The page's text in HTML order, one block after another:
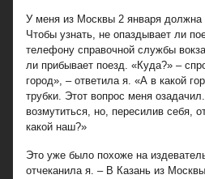
У меня из Москвы 2 января должна
Чтобы узнать, не опаздывает ли
телефону справочной службы
ли прибывает поезд. «Куда?» –
город», – ответила я. «А в какой
трубки. Этот вопрос меня
возмутиться, но, пересилив себя,
какой наш?»
Это уже было похоже на
отчеканила я. – В Казань из